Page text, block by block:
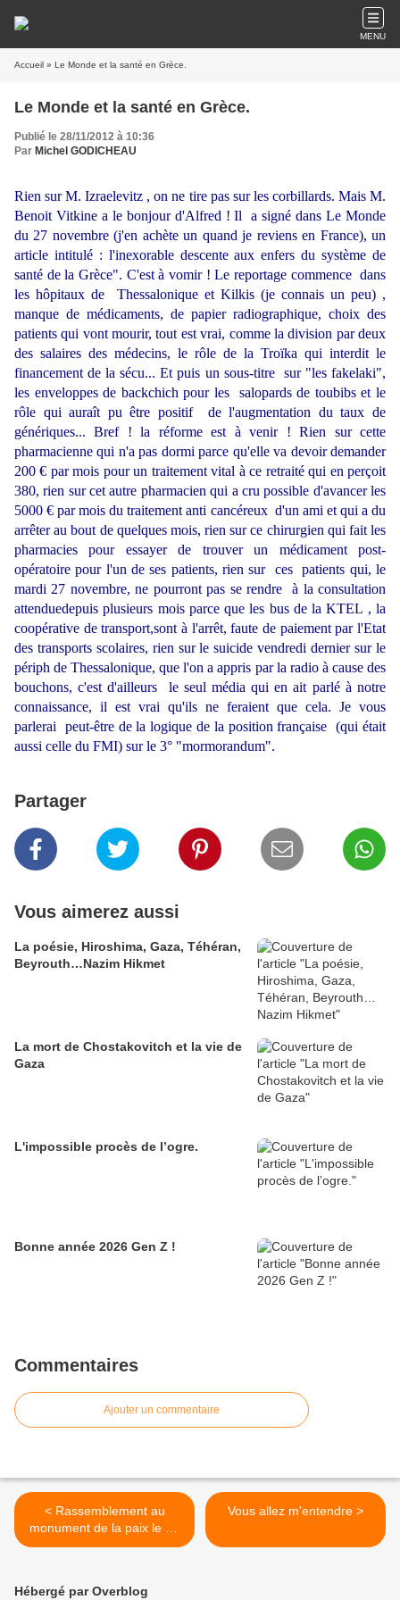
MENU
Accueil » Le Monde et la santé en Grèce.
Le Monde et la santé en Grèce.
Publié le 28/11/2012 à 10:36
Par Michel GODICHEAU
Rien sur M. Izraelevitz , on ne tire pas sur les corbillards. Mais M.
Benoit Vitkine a le bonjour d'Alfred ! Il a signé dans Le Monde
du 27 novembre (j'en achète un quand je reviens en France), un
article intitulé : l'inexorable descente aux enfers du système de
santé de la Grèce". C'est à vomir ! Le reportage commence dans
les hôpitaux de Thessalonique et Kilkis (je connais un peu) ,
manque de médicaments, de papier radiographique, choix des
patients qui vont mourir, tout est vrai, comme la division par deux
des salaires des médecins, le rôle de la Troïka qui interdit le
financement de la sécu... Et puis un sous-titre sur "les fakelaki",
les enveloppes de backchich pour les salopards de toubibs et le
rôle qui auraît pu être positif de l'augmentation du taux de
génériques... Bref ! la réforme est à venir ! Rien sur cette
pharmacienne qui n'a pas dormi parce qu'elle va devoir demander
200 € par mois pour un traitement vital à ce retraité qui en perçoit
380, rien sur cet autre pharmacien qui a cru possible d'avancer les
5000 € par mois du traitement anti cancéreux d'un ami et qui a du
arrêter au bout de quelques mois, rien sur ce chirurgien qui fait les
pharmacies pour essayer de trouver un médicament post-
opératoire pour l'un de ses patients, rien sur ces patients qui, le
mardi 27 novembre, ne pourront pas se rendre à la consultation
attenduedepuis plusieurs mois parce que les bus de la KTEL , la
coopérative de transport,sont à l'arrêt, faute de paiement par l'Etat
des transports scolaires, rien sur le suicide vendredi dernier sur le
périph de Thessalonique, que l'on a appris par la radio à cause des
bouchons, c'est d'ailleurs le seul média qui en ait parlé à notre
connaissance, il est vrai qu'ils ne feraient que cela. Je vous
parlerai peut-être de la logique de la position française (qui était
aussi celle du FMI) sur le 3° "mormorandum".
Partager
Vous aimerez aussi
La poésie, Hiroshima, Gaza, Téhéran,
Beyrouth…Nazim Hikmet
La mort de Chostakovitch et la vie de
Gaza
L'impossible procès de l’ogre.
Bonne année 2026 Gen Z !
Commentaires
Ajouter un commentaire
< Rassemblement au
monument de la paix le 11
novembre 2012
Vous allez m'entendre >
Hébergé par Overblog